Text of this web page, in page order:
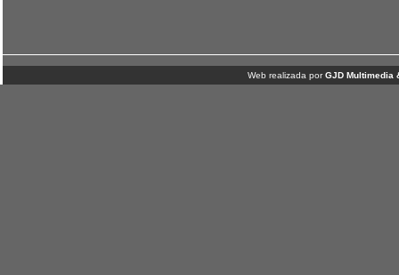
Web realizada por GJD Multimedia